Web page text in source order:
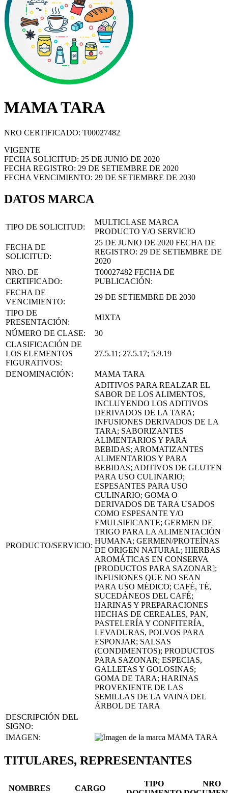
MAMA TARA
NRO CERTIFICADO: T00027482
VIGENTE
FECHA SOLICITUD: 25 DE JUNIO DE 2020
FECHA REGISTRO: 29 DE SETIEMBRE DE 2020
FECHA VENCIMIENTO: 29 DE SETIEMBRE DE 2030
DATOS MARCA
TIPO DE SOLICITUD:
MULTICLASE MARCA
PRODUCTO Y/O SERVICIO
FECHA DE
SOLICITUD:
25 DE JUNIO DE 2020 FECHA DE
REGISTRO: 29 DE SETIEMBRE DE
2020
NRO. DE
CERTIFICADO:
T00027482 FECHA DE
PUBLICACIÓN:
FECHA DE
VENCIMIENTO:
29 DE SETIEMBRE DE 2030
TIPO DE
PRESENTACIÓN:
MIXTA
NÚMERO DE CLASE:
30
CLASIFICACIÓN DE
LOS ELEMENTOS
FIGURATIVOS:
27.5.11; 27.5.17; 5.9.19
DENOMINACIÓN: MAMA TARA
PRODUCTO/SERVICIO:
ADITIVOS PARA REALZAR EL
SABOR DE LOS ALIMENTOS,
INCLUYENDO LOS ADITIVOS
DERIVADOS DE LA TARA;
INFUSIONES DERIVADOS DE LA
TARA; SABORIZANTES
ALIMENTARIOS Y PARA
BEBIDAS; AROMATIZANTES
ALIMENTARIOS Y PARA
BEBIDAS; ADITIVOS DE GLUTEN
PARA USO CULINARIO;
ESPESANTES PARA USO
CULINARIO; GOMA O
DERIVADOS DE TARA USADOS
COMO ESPESANTE Y/O
EMULSIFICANTE; GERMEN DE
TRIGO PARA LA ALIMENTACIÓN
HUMANA; GERMEN/PROTEÍNAS
DE ORIGEN NATURAL; HIERBAS
AROMÁTICAS EN CONSERVA
[PRODUCTOS PARA SAZONAR];
INFUSIONES QUE NO SEAN
PARA USO MÉDICO; CAFÉ, TÉ,
SUCEDÁNEOS DEL CAFÉ;
HARINAS Y PREPARACIONES
HECHAS DE CEREALES, PAN,
PASTELERÍA Y CONFITERÍA,
LEVADURAS, POLVOS PARA
ESPONJAR; SALSAS
(CONDIMENTOS); PRODUCTOS
PARA SAZONAR; ESPECIAS,
GALLETAS Y GOLOSINAS;
GOMA DE TARA; HARINAS
PROVENIENTE DE LAS
SEMILLAS DE LA VAINA DEL
ÁRBOL DE TARA
DESCRIPCIÓN DEL
SIGNO:
IMAGEN:
TITULARES, REPRESENTANTES
NOMBRES CARGO
TIPO
NRO